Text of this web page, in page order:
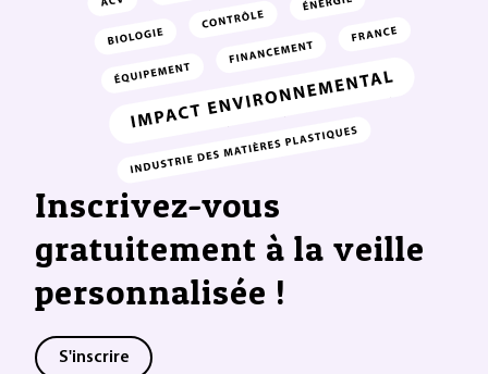
Inscrivez-vous
gratuitement à la veille
personnalisée !
S'inscrire